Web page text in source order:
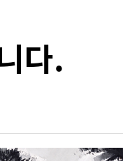
다.